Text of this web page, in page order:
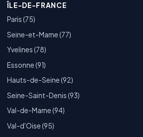
ÎLE-DE-FRANCE
Paris (75)
Seine-et-Marne (77)
Yvelines (78)
Essonne (91)
Hauts-de-Seine (92)
Seine-Saint-Denis (93)
Val-de-Marne (94)
Val-d'Oise (95)